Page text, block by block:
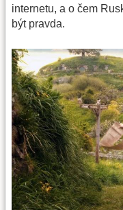
internetu, a o čem
být pravda.